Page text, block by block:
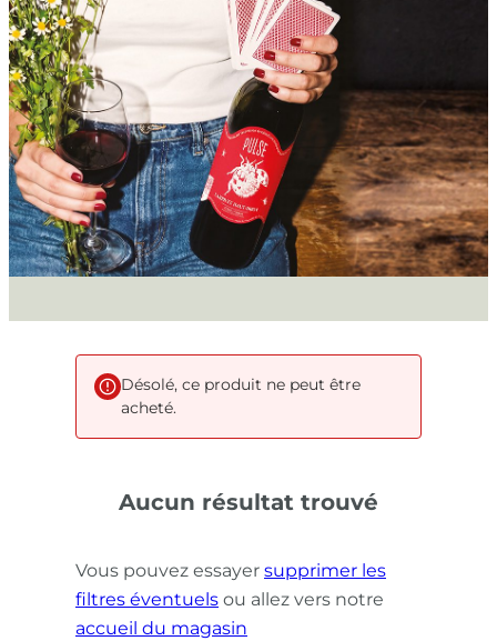
Désolé, ce produit ne peut être
acheté.
Aucun résultat trouvé
Vous pouvez essayer supprimer les
filtres éventuels ou allez vers notre
accueil du magasin